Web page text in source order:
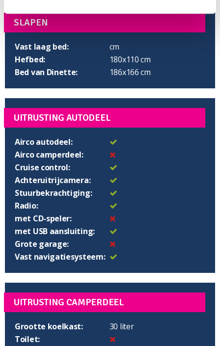
SLAPEN
Vast laag bed:
cm
Hefbed:
180x110 cm
Bed van Dinette:
186x166 cm
UITRUSTING AUTODEEL
Airco autodeel:
Airco camperdeel:
Cruise control:
Achteruitrijcamera:
Stuurbekrachtiging:
Radio:
met CD-speler:
met USB aansluiting:
Grote garage:
Vast navigatiesysteem:
UITRUSTING CAMPERDEEL
Grootte koelkast:
30 liter
Toilet: